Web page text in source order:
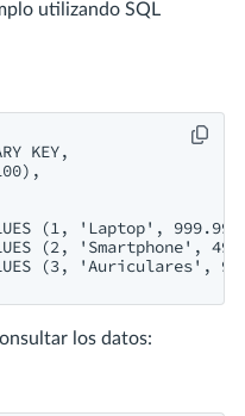
utilizando SQL
KEY,
(1, 'Laptop',
(2, 'Smartphone',
(3, 'Auriculares',
los datos: